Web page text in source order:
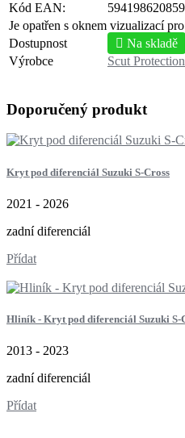
Kód EAN:
Je opatřen s oknem vizualizací
Dostupnost
Na skladě
Výrobce
Scut
Doporučený produkt
Kryt pod diferenciál Suzuki S-Cross
2021 - 2026
zadní diferenciál
Přídat
Hliník - Kryt pod diferenciál Suzuki S-
2013 - 2023
zadní diferenciál
Přídat